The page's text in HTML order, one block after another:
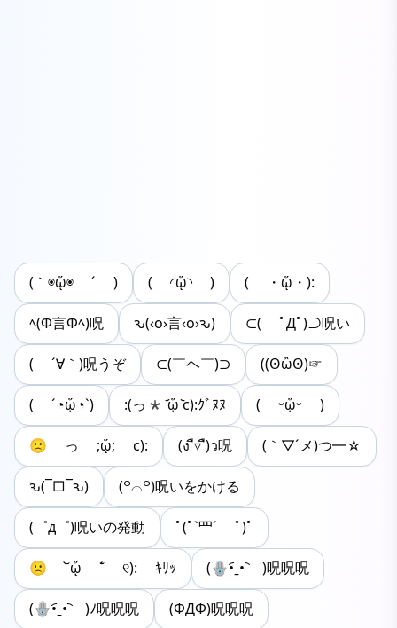
(｀◉ᾥ◉ ´ ) ( ◜ᾥ◝ ) ( ・ᾥ・):
ﾍ(Φ言Φﾍ)呪 ԅ(‹o›言‹o›ԅ) ⊂( ﾟДﾟ)⊃呪い
( ´∀｀)呪うぞ ⊂(￣ヘ￣)⊃ ((ʘὢʘ)☞
( ´◔ᾥ◔`) :(っ* ᷄ᾥ ᷅c):ｸﾞﾇﾇ ( ᵕᾥᵕ )
🙁 っ ;ᾥ; c): (ง ื▿ ื)ว呪 (｀▽´メ)つ━☆
ԅ(¯□¯ԅ) (꒪⌓꒪)呪いをかける
(゜д゜)呪いの発動 ﾟ(ﾟ`罒´ ﾟ)ﾟ
🙁 ˘̀ᾥ ˘́ ୧): ｷﾘｯ (🪬•︠ˍ•︡ )呪呪呪
(🪬•︠ˍ•︡ )ﾉ呪呪呪 (ΦДΦ)呪呪呪